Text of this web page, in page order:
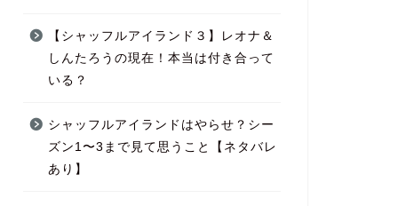
【シャッフルアイランド３】レオナ＆
しんたろうの現在！本当は付き合って
いる？
シャッフルアイランドはやらせ？シー
ズン1〜3まで見て思うこと【ネタバレ
あり】